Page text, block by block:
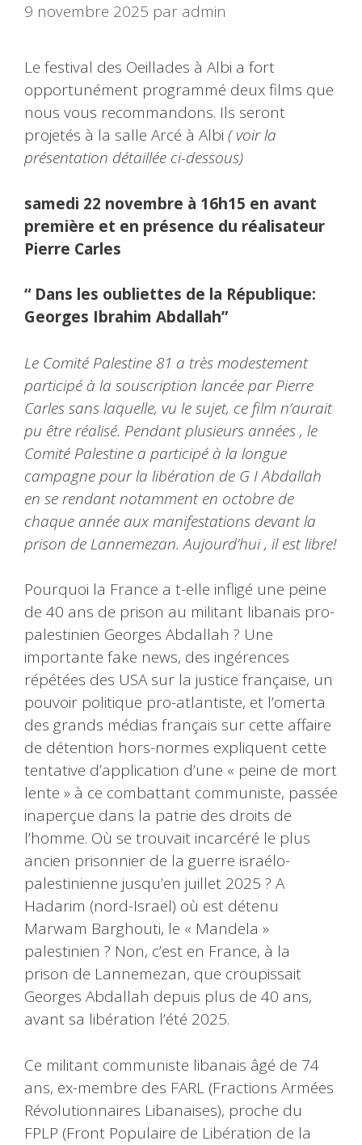
9 novembre 2025 par admin
Le festival des Oeillades à Albi a fort
opportunément programmé deux films que
nous vous recommandons. Ils seront
projetés à la salle Arcé à Albi ( voir la
présentation détaillée ci-dessous)
samedi 22 novembre à 16h15 en avant
première et en présence du réalisateur
Pierre Carles
“ Dans les oubliettes de la République:
Georges Ibrahim Abdallah”
Le Comité Palestine 81 a très modestement
participé à la souscription lancée par Pierre
Carles sans laquelle, vu le sujet, ce film n’aurait
pu être réalisé. Pendant plusieurs années , le
Comité Palestine a participé à la longue
campagne pour la libération de G I Abdallah
en se rendant notamment en octobre de
chaque année aux manifestations devant la
prison de Lannemezan. Aujourd’hui , il est libre!
Pourquoi la France a t-elle infligé une peine
de 40 ans de prison au militant libanais pro-
palestinien Georges Abdallah ? Une
importante fake news, des ingérences
répétées des USA sur la justice française, un
pouvoir politique pro-atlantiste, et l’omerta
des grands médias français sur cette affaire
de détention hors-normes expliquent cette
tentative d’application d’une « peine de mort
lente » à ce combattant communiste, passée
inaperçue dans la patrie des droits de
l’homme. Où se trouvait incarcéré le plus
ancien prisonnier de la guerre israélo-
palestinienne jusqu’en juillet 2025 ? A
Hadarim (nord-Israël) où est détenu
Marwam Barghouti, le « Mandela »
palestinien ? Non, c’est en France, à la
prison de Lannemezan, que croupissait
Georges Abdallah depuis plus de 40 ans,
avant sa libération l’été 2025.
Ce militant communiste libanais âgé de 74
ans, ex-membre des FARL (Fractions Armées
Révolutionnaires Libanaises), proche du
FPLP (Front Populaire de Libération de la